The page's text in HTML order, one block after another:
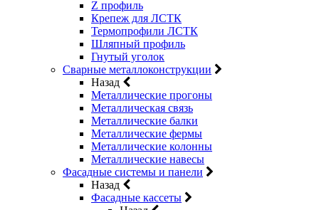
Z профиль
Крепеж для ЛСТК
Термопрофили ЛСТК
Шляпный профиль
Гнутый уголок
Сварные металлоконструкции
Назад
Металлические прогоны
Металлическая связь
Металлические балки
Металлические фермы
Металлические колонны
Металлические навесы
Фасадные системы и панели
Назад
Фасадные кассеты